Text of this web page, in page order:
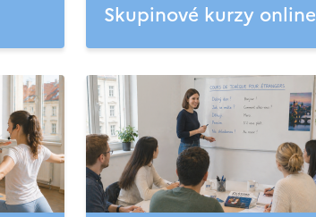
Skupinové kurzy online